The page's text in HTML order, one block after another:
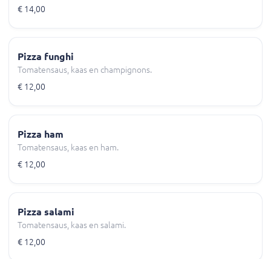
€ 14,00
Pizza funghi
Tomatensaus, kaas en champignons.
€ 12,00
Pizza ham
Tomatensaus, kaas en ham.
€ 12,00
Pizza salami
Tomatensaus, kaas en salami.
€ 12,00